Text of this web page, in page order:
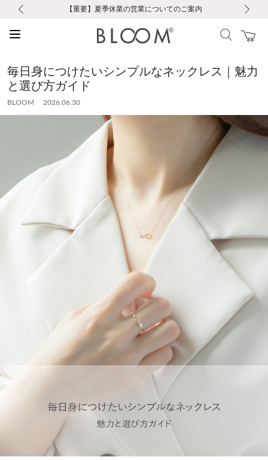
お修理・アフターサービスのご案内
【重要】令和８年熊本地震に伴う集配への影響について
【重要】ギフトラッピング料金改定および仕様変更のお知らせ
【重要】夏季休業の営業についてのご案内
税込5,500円以上で送料無料｜最短24時間以内に発送
新規会員登録で1000ポイントプレゼント！
新規LINE友だち登録で500円クーポンプレゼント
会員限定！レビュー投稿で100ポイントプレゼント
お修理・アフターサービスのご案内
【重要】令和８年熊本地震に伴う集配への影響について
毎日身につけたいシンプルなネックレス｜魅力
と選び方ガイド
BLOOM 2026.06.30